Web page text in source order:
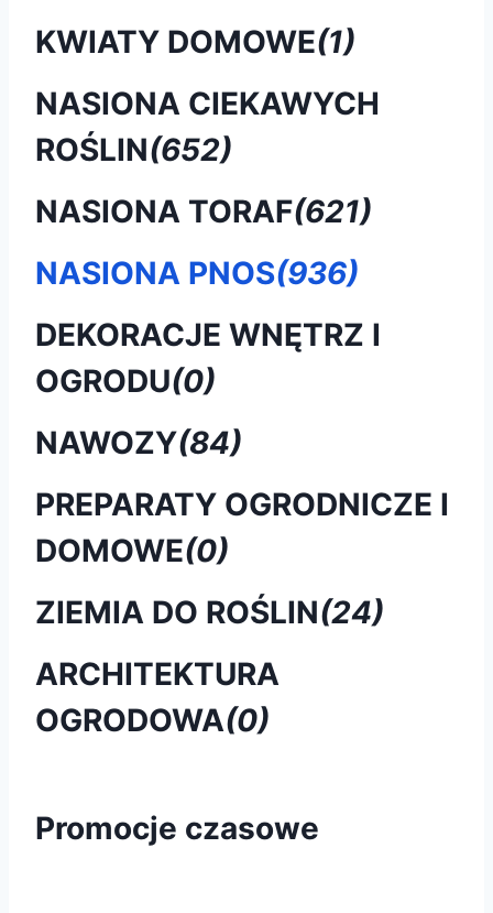
KWIATY DOMOWE(1)
NASIONA CIEKAWYCH
ROŚLIN(652)
NASIONA TORAF(621)
NASIONA PNOS(936)
DEKORACJE WNĘTRZ I
OGRODU(0)
NAWOZY(84)
PREPARATY OGRODNICZE I
DOMOWE(0)
ZIEMIA DO ROŚLIN(24)
ARCHITEKTURA
OGRODOWA(0)
Promocje czasowe